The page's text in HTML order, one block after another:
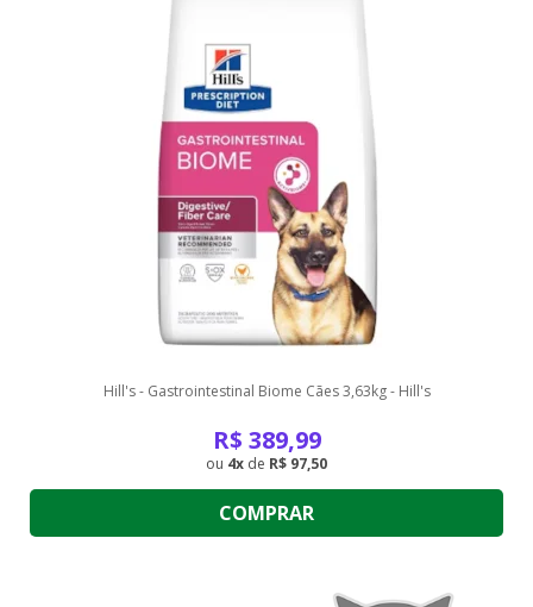
Hill's - Gastrointestinal Biome Cães 3,63kg - Hill's
R$ 389,99
4 de R$ 97,50
COMPRAR